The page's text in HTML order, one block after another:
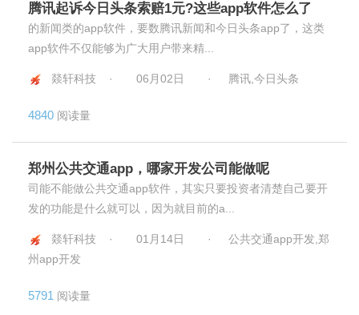
腾讯起诉今日头条索赔1元?这些app软件怎么了
的新闻类的app软件，要数腾讯新闻和今日头条app了，这类
app软件不仅能够为广大用户带来精...
燚轩科技 · 06月02日 · 腾讯,今日头条
4840 阅读量
郑州公共交通app，哪家开发公司能做呢
司能不能做公共交通app软件，其实只要投资者清楚自己要开
发的功能是什么就可以，因为就目前的a...
燚轩科技 · 01月14日 ·
公共交通app开发,郑
州app开发
5791 阅读量